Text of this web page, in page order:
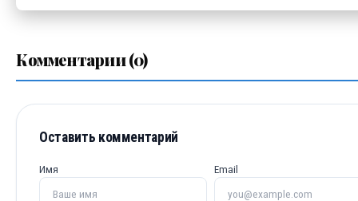
Комментарии (0)
Оставить комментарий
Имя Email